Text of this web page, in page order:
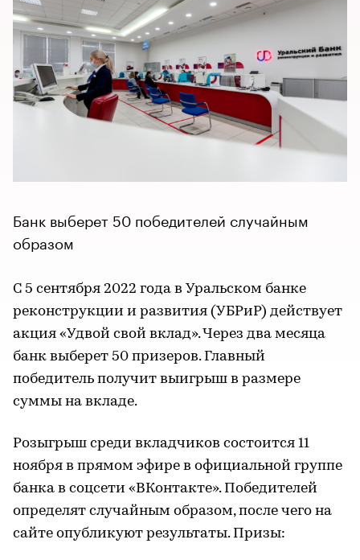
Банк выберет 50 победителей случайным
образом
С 5 сентября 2022 года в Уральском банке
реконструкции и развития (УБРиР) действует
акция «Удвой свой вклад». Через два месяца
банк выберет 50 призеров. Главный
победитель получит выигрыш в размере
суммы на вкладе.
Розыгрыш среди вкладчиков состоится 11
ноября в прямом эфире в официальной группе
банка в соцсети «ВКонтакте». Победителей
определят случайным образом, после чего на
сайте опубликуют результаты. Призы: